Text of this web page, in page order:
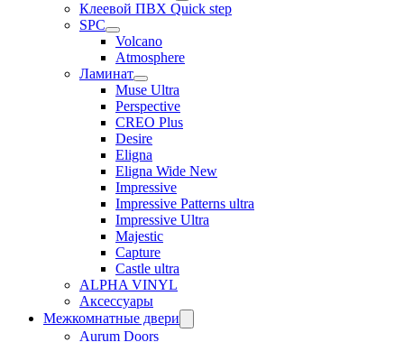
Клеевой ПВХ Quick step
SPC
Volcano
Atmosphere
Ламинат
Muse Ultra
Perspective
CREO Plus
Desire
Eligna
Eligna Wide New
Impressive
Impressive Patterns ultra
Impressive Ultra
Majestic
Capture
Castle ultra
ALPHA VINYL
Аксессуары
Межкомнатные двери
Aurum Doors